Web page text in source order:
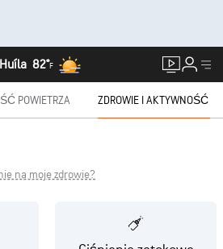
82°F
POWIETRZA ZDROWIE I AKTYWNOŚĆ
na moje zdrowie?